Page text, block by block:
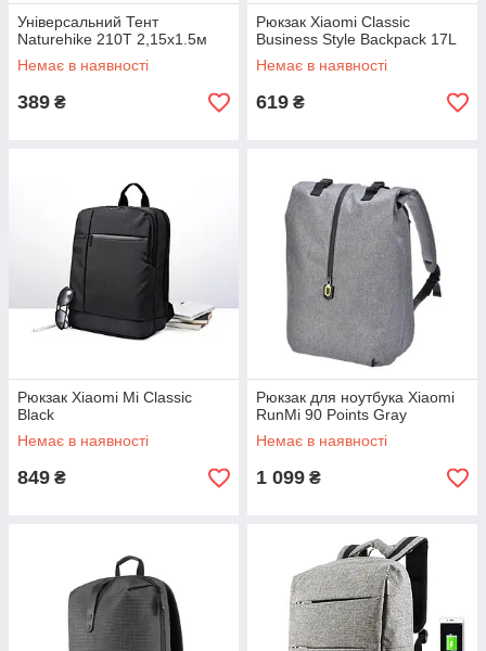
Універсальний Тент
Naturehike 210T 2,15х1.5м
Немає в наявності
389 ₴
Рюкзак Xiaomi Classic
Business Style Backpack 17L
Немає в наявності
619 ₴
Рюкзак Xiaomi Mi Classic
Black
Немає в наявності
849 ₴
Рюкзак для ноутбука Xiaomi
RunMi 90 Points Gray
Немає в наявності
1 099 ₴